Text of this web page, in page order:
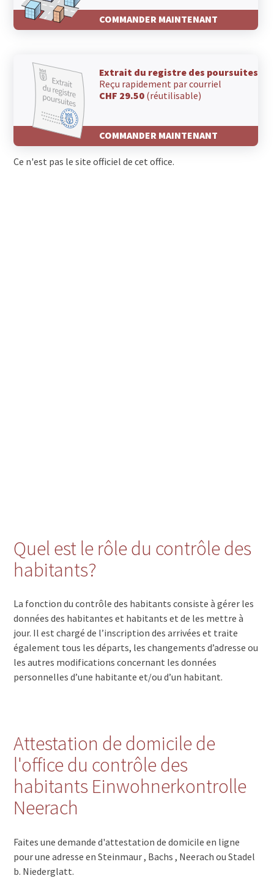
COMMANDER MAINTENANT
Extrait du registre des poursuites
Reçu rapidement par courriel
CHF 29.50 (réutilisable)
COMMANDER MAINTENANT
Ce n'est pas le site officiel de cet office.
Quel est le rôle du contrôle des
habitants?
La fonction du contrôle des habitants consiste à gérer les
données des habitantes et habitants et de les mettre à
jour. Il est chargé de l’inscription des arrivées et traite
également tous les départs, les changements d’adresse ou
les autres modifications concernant les données
personnelles d’une habitante et/ou d’un habitant.
Attestation de domicile de
l'office du contrôle des
habitants Einwohnerkontrolle
Neerach
Faites une demande d'attestation de domicile en ligne
pour une adresse en Steinmaur , Bachs , Neerach ou Stadel
b. Niederglatt.